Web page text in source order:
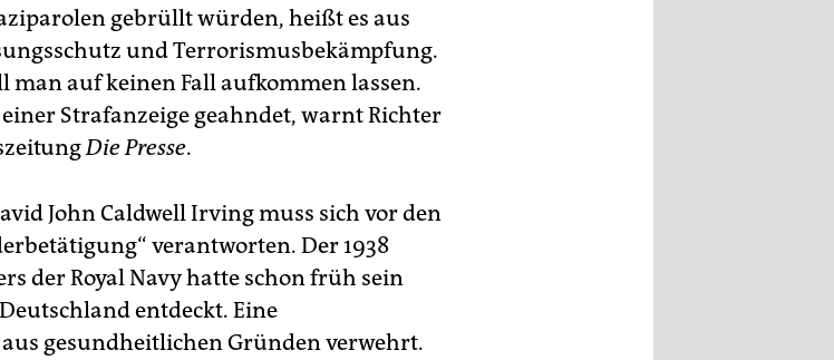
gebrüllt würden, heißt es aus
und Terrorismusbekämpfung.
auf keinen Fall aufkommen lassen.
Strafanzeige geahndet, warnt Richter
Die Presse.
John Caldwell Irving muss sich vor den
verantworten. Der 1938
der Royal Navy hatte schon früh sein
entdeckt. Eine
gesundheitlichen Gründen verwehrt.